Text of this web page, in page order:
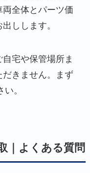
全体とパーツ価
しします。
宅や保管場所ま
きません。まず
。
｜よくある質問